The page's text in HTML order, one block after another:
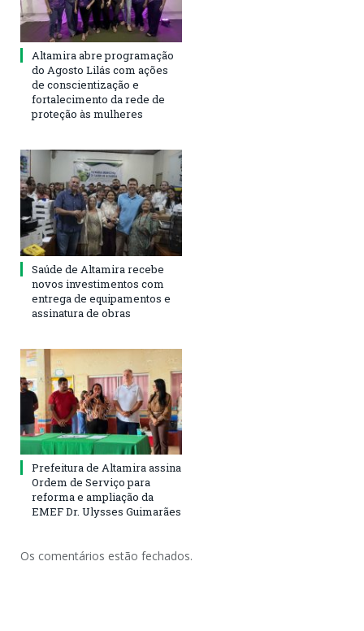
Altamira abre programação
do Agosto Lilás com ações
de conscientização e
fortalecimento da rede de
proteção às mulheres
Saúde de Altamira recebe
novos investimentos com
entrega de equipamentos e
assinatura de obras
Prefeitura de Altamira assina
Ordem de Serviço para
reforma e ampliação da
EMEF Dr. Ulysses Guimarães
Os comentários estão fechados.